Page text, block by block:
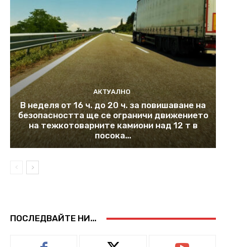
АКТУАЛНО
В неделя от 16 ч. до 20 ч. за повишаване на
безопасността ще се ограничи движението
на тежкотоварните камиони над 12 т в
посока...
ПОСЛЕДВАЙТЕ НИ...